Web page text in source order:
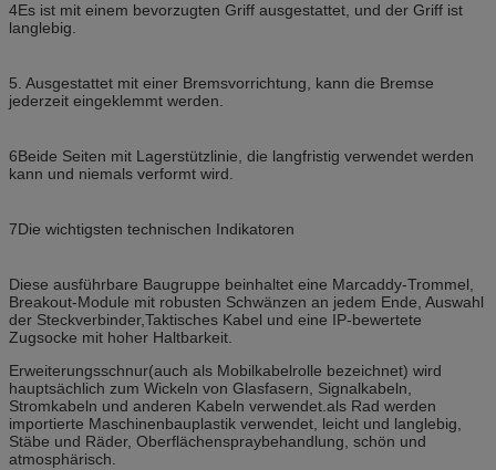
4Es ist mit einem bevorzugten Griff ausgestattet, und der Griff ist
langlebig.
5. Ausgestattet mit einer Bremsvorrichtung, kann die Bremse
jederzeit eingeklemmt werden.
6Beide Seiten mit Lagerstützlinie, die langfristig verwendet werden
kann und niemals verformt wird.
7Die wichtigsten technischen Indikatoren
Diese ausführbare Baugruppe beinhaltet eine Marcaddy-Trommel,
Breakout-Module mit robusten Schwänzen an jedem Ende, Auswahl
der Steckverbinder,Taktisches Kabel und eine IP-bewertete
Zugsocke mit hoher Haltbarkeit.
Erweiterungsschnur(auch als Mobilkabelrolle bezeichnet) wird
hauptsächlich zum Wickeln von Glasfasern, Signalkabeln,
Stromkabeln und anderen Kabeln verwendet.als Rad werden
importierte Maschinenbauplastik verwendet, leicht und langlebig,
Stäbe und Räder, Oberflächenspraybehandlung, schön und
atmosphärisch.